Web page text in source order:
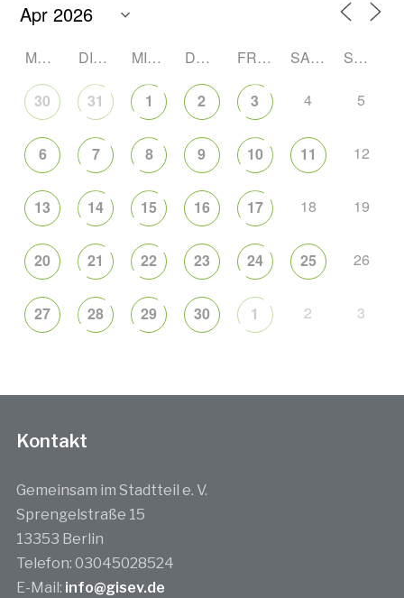
MONTAG DIENSTAG MITTWOCH DONNERSTAG FREITAG SAMSTAG SONNTAG
30 31 1 2 3 4 5
6 7 8 9 10 11 12
13 14 15 16 17 18 19
20 21 22 23 24 25 26
27 28 29 30 1 2 3
Kontakt
Gemeinsam im Stadtteil e. V.
Sprengelstraße 15
13353 Berlin
Telefon: 03045028524
E-Mail: info@gisev.de